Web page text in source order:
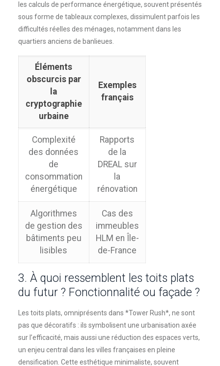
les calculs de performance énergétique, souvent présentés
sous forme de tableaux complexes, dissimulent parfois les
difficultés réelles des ménages, notamment dans les
quartiers anciens de banlieues.
Éléments
obscurcis par
la
cryptographie
urbaine
Exemples
français
Complexité
des données
de
consommation
énergétique
Rapports
de la
DREAL sur
la
rénovation
Algorithmes
de gestion des
bâtiments peu
lisibles
Cas des
immeubles
HLM en Île-
de-France
3. À quoi ressemblent les toits plats
du futur ? Fonctionnalité ou façade ?
Les toits plats, omniprésents dans *Tower Rush*, ne sont
pas que décoratifs : ils symbolisent une urbanisation axée
sur l’efficacité, mais aussi une réduction des espaces verts,
un enjeu central dans les villes françaises en pleine
densification. Cette esthétique minimaliste, souvent